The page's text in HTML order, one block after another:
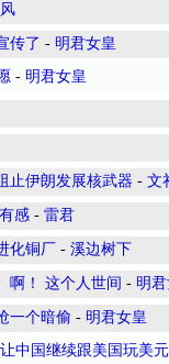
传了 - 明君女皇
- 明君女皇
止伊朗发展核武器 - 文
感 - 雷君
化铜厂 - 溪边树下
啊！ 这个人世间 - 明
一个暗偷 - 明君女皇
中国继续跟美国玩美